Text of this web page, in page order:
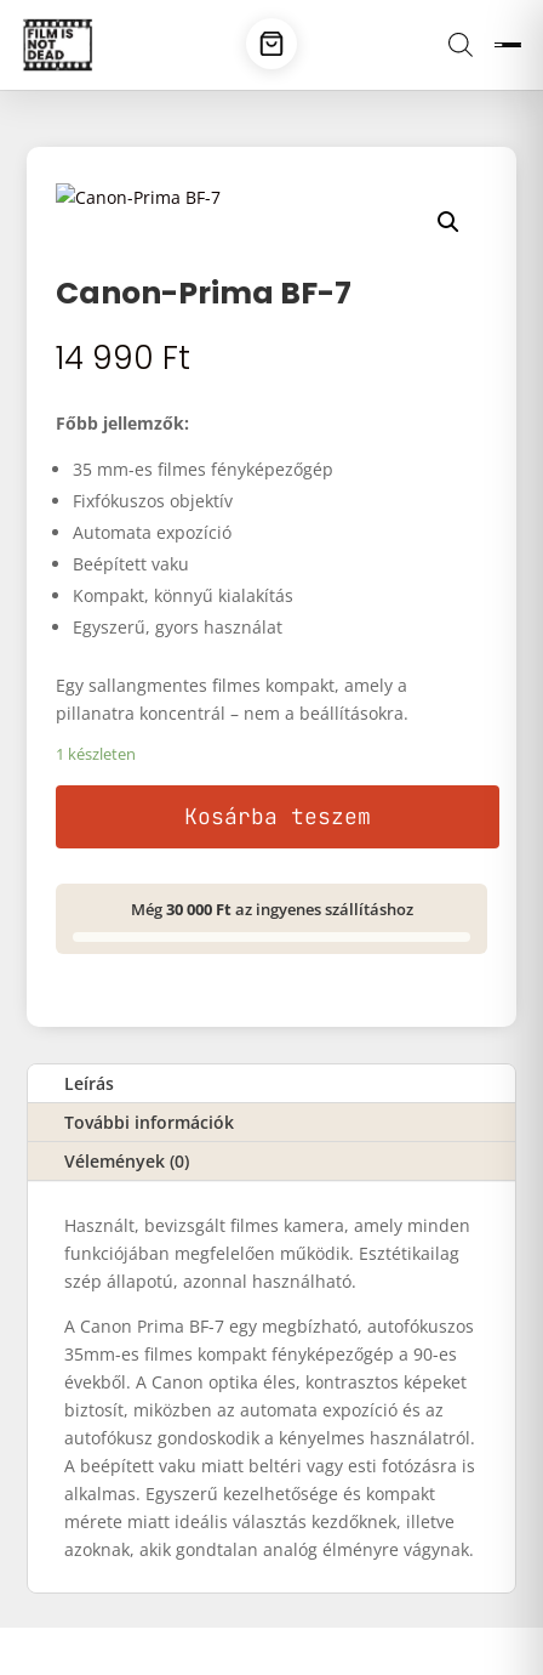
Canon-Prima BF-7
14 990 Ft
Főbb jellemzők:
35 mm-es filmes fényképezőgép
Fixfókuszos objektív
Automata expozíció
Beépített vaku
Kompakt, könnyű kialakítás
Egyszerű, gyors használat
Egy sallangmentes filmes kompakt, amely a
pillanatra koncentrál – nem a beállításokra.
1 készleten
Kosárba teszem
Még30 000 Ftaz ingyenes szállításhoz
Leírás
További információk
Vélemények (0)
Használt, bevizsgált filmes kamera, amely minden
funkciójában megfelelően működik. Esztétikailag
szép állapotú, azonnal használható.
A Canon Prima BF-7 egy megbízható, autofókuszos
35mm-es filmes kompakt fényképezőgép a 90-es
évekből. A Canon optika éles, kontrasztos képeket
biztosít, miközben az automata expozíció és az
autofókusz gondoskodik a kényelmes használatról.
A beépített vaku miatt beltéri vagy esti fotózásra is
alkalmas. Egyszerű kezelhetősége és kompakt
mérete miatt ideális választás kezdőknek, illetve
azoknak, akik gondtalan analóg élményre vágynak.